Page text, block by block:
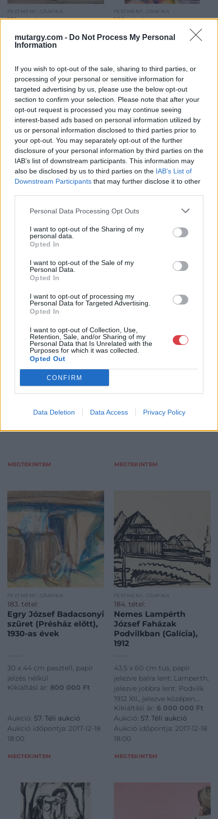
mutargy.com - Do Not Process My Personal
Information
If you wish to opt-out of the sale, sharing to third parties, or
processing of your personal or sensitive information for
targeted advertising by us, please use the below opt-out
section to confirm your selection. Please note that after your
opt-out request is processed you may continue seeing
interest-based ads based on personal information utilized by
us or personal information disclosed to third parties prior to
your opt-out. You may separately opt-out of the further
disclosure of your personal information by third parties on the
IAB’s list of downstream participants. This information may
also be disclosed by us to third parties on the IAB’s List of
Downstream Participants that may further disclose it to other
Personal Data Processing Opt Outs
I want to opt-out of the Sharing of my
personal data.
Opted In
I want to opt-out of the Sale of my
Personal Data.
Opted In
I want to opt-out of processing my
Personal Data for Targeted Advertising.
Opted In
I want to opt-out of Collection, Use,
Retention, Sale, and/or Sharing of my
Personal Data that Is Unrelated with the
Purposes for which it was collected.
Opted Out
CONFIRM
Data Deletion Data Access Privacy Policy
FESTMÉNY, GRAFIKA
179. tétel:
Budapest,
Krisztinaváros
40,5 x 50 cm olaj, vászon
jelezve balra lent: Vaszkó
Ödön 31
Kikiáltási ár:2 200 000Ft
Aukció:57. Téli aukció
Aukció időpontja: 2017-12-18
18:00
MEGTEKINTEM
FESTMÉNY, GRAFIKA
180. tétel:
Schönberger Armand
Nagyvárosi hangulat
115,5 x 90,5 cm olaj, vászon
jelezve jobbra lent:
Schönberger A
Kikiáltási ár:9 500 000
Aukció:57. Téli aukció
Aukció időpontja: 2017-12-18
18:00
MEGTEKINTEM
FESTMÉNY, GRAFIKA
181. tétel:
Küzdelem, 1930 körül
jelezve a hátoldalon: Lóránt
Kikiáltási ár:3 400 000Ft
Aukció időpontja: 2017-12-18
MEGTEKINTEM
FESTMÉNY, GRAFIKA
Virágoskert Tihanyban,
1959
Kikiáltási ár:260 000Ft
Aukció időpontja: 2017-12-18
MEGTEKINTEM
FESTMÉNY, GRAFIKA
183. tétel:
Egry József Badacsonyi
szüret (Présház előtt),
1930-as évek
30 x 44 cm pasztell, papír
jelzés nélkül
Kikiáltási ár: 800 000 Ft
Aukció: 57. Téli aukció
Aukció időpontja: 2017-12-18
18:00
MEGTEKINTEM
FESTMÉNY, GRAFIKA
184. tétel:
Nemes Lampérth
József Faházak
Podvilkban (Galícia),
1912
43,5 x 60 cm tus, papír
jelezve balra lent: Lamperth,
jelezve jobbra lent: Podvilk
1912 XII., jelezve középen
lent: Tejfalusy Ferencéknek
nagyrabecsülésemmel
Nemes Lampérth 1919 VII.
10.
Kikiáltási ár: 6 000 000 Ft
Aukció: 57. Téli aukció
Aukció időpontja: 2017-12-18
18:00
MEGTEKINTEM